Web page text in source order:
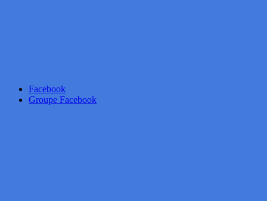
Facebook
Groupe Facebook